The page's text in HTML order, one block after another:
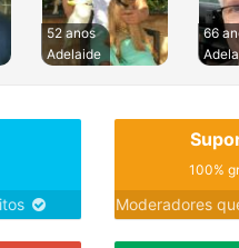
52 anos
Adelaide
66
100%
Moderadores